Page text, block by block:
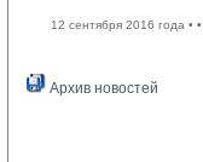
12 сентября 2016 года •
Архив новостей